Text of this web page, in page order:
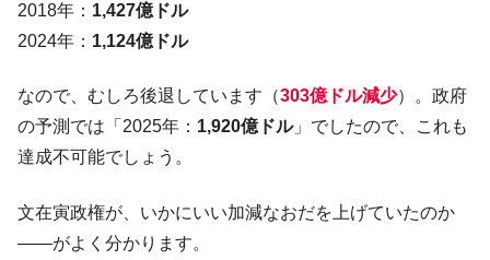
『Money1』
在韓米国大使スティールが着韓！⇒ さっそ
『Money1』
韓国政府「2035年までに18.4GW規模のAIデ
ータセンター整備」⇒ だから無理だってば。
ほぼ終わった」
『Money1』
韓国『国民年金公団』株価暴落で200兆蒸
2018年： 1,427億ドル
2024年： 1,124億ドル
なので、むしろ後退しています（303億ドル減少）。政府
の予測では「2025年： 1,920億ドル」でしたので、これも
達成不可能でしょう。
文在寅政権が、いかにいい加減なおだを上げていたのか
――がよく分かります。